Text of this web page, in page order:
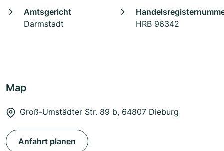
Amtsgericht
Darmstadt
HRB 96342
Map
Groß-Umstädter Str. 89 b, 64807 Dieburg
Anfahrt planen